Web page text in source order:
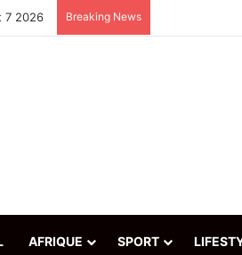
7 2026 Breaking News
AFRIQUE SPORT